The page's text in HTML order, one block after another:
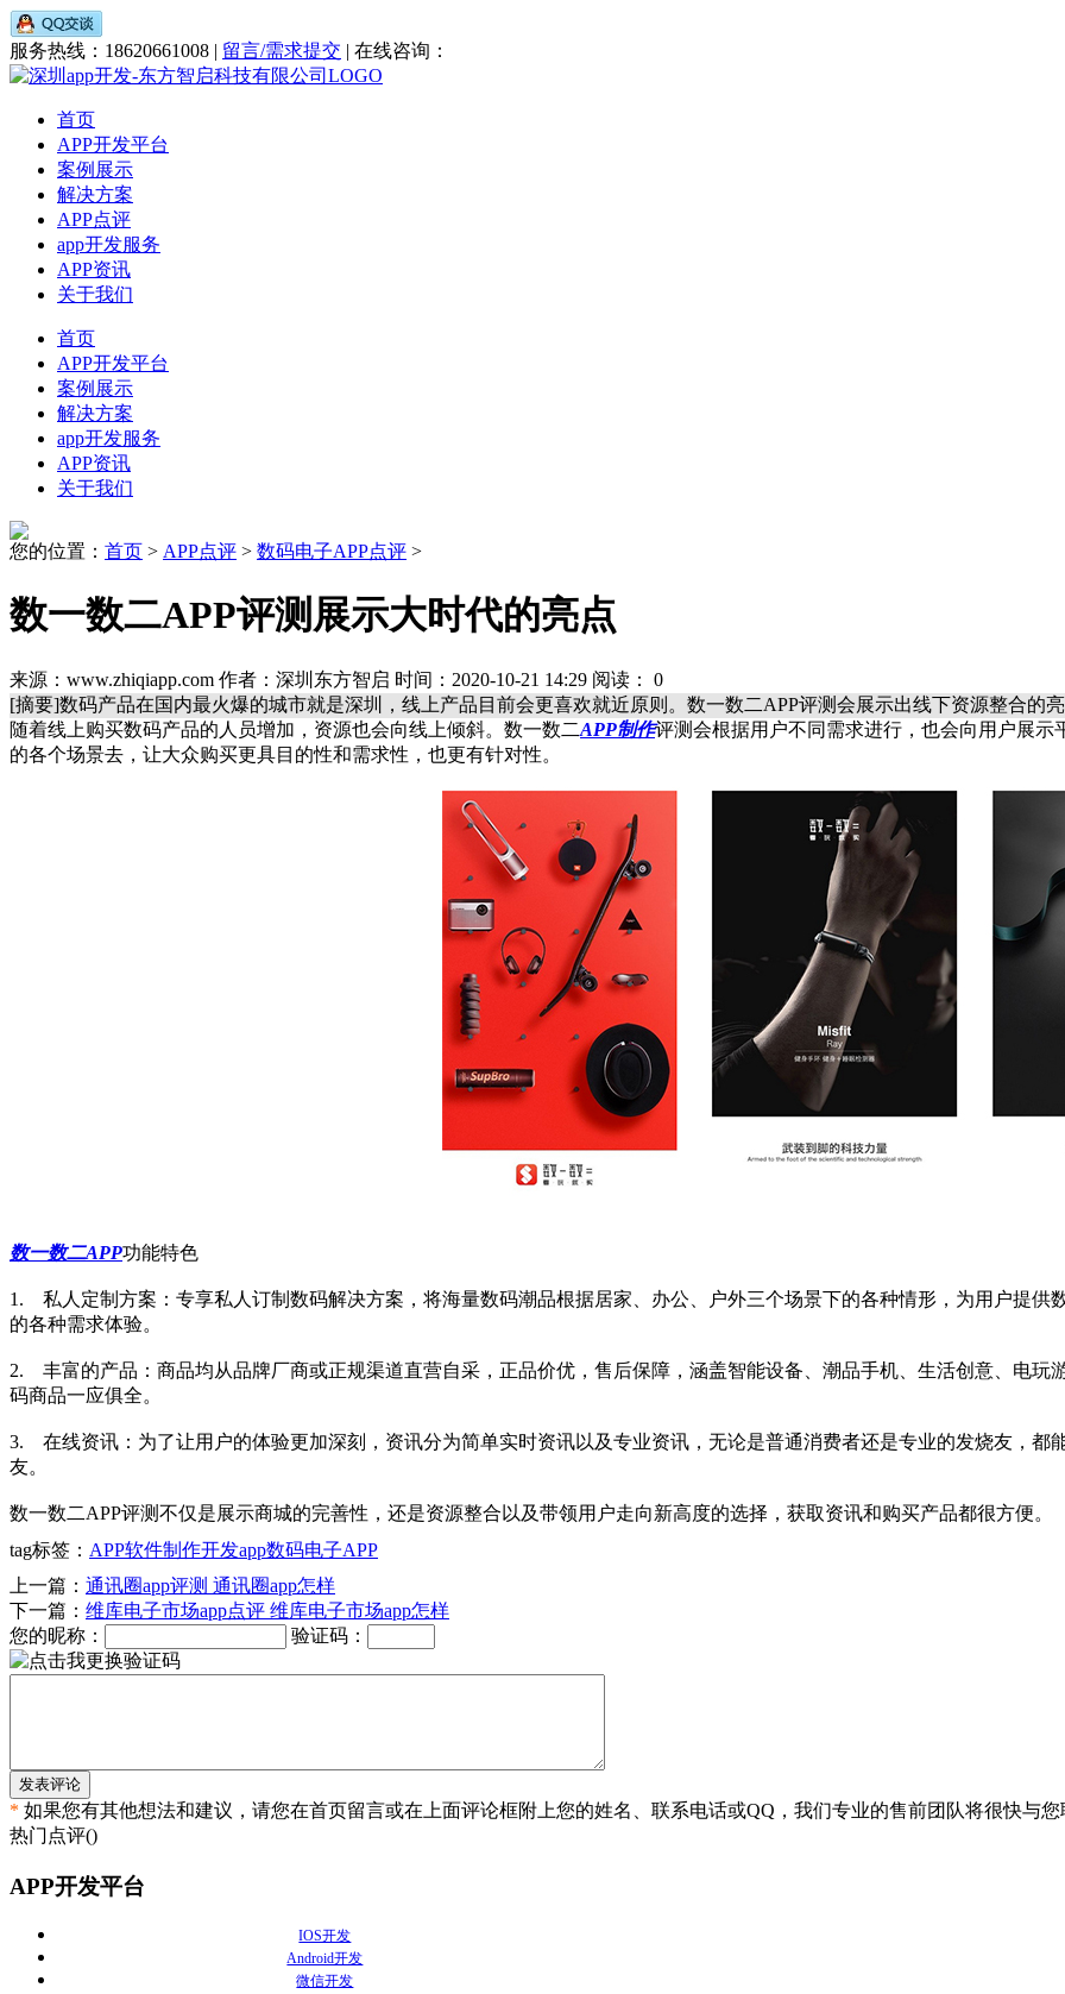
服务热线：18620661008 | 留言/需求提交 | 在线咨询：
首页
APP开发平台
案例展示
解决方案
APP点评
app开发服务
APP资讯
关于我们
首页
APP开发平台
案例展示
解决方案
app开发服务
APP资讯
关于我们
您的位置： 首页 > APP点评 > 数码电子APP点评 >
数一数二APP评测展示大时代的亮点
来源：www.zhiqiapp.com 作者：深圳东方智启 时间：2020-10-21 14:29 阅读：
0
[摘要]数码产品在国内最火爆的城市就是深圳，线上产品目前会更喜欢就近原则。数一数二APP评测会展示出线下资源整合的
随着线上购买数码产品的人员增加，资源也会向线上倾斜。数一数二APP制作评测会根据用户不同需求进行，也会向用户展
的各个场景去，让大众购买更具目的性和需求性，也更有针对性。
数一数二APP功能特色
1. 私人定制方案：专享私人订制数码解决方案，将海量数码潮品根据居家、办公、户外三个场景下的各种情形，为用户提供
的各种需求体验。
2. 丰富的产品：商品均从品牌厂商或正规渠道直营自采，正品价优，售后保障，涵盖智能设备、潮品手机、生活创意、电玩
码商品一应俱全。
3. 在线资讯：为了让用户的体验更加深刻，资讯分为简单实时资讯以及专业资讯，无论是普通消费者还是专业的发烧友，都
友。
数一数二APP评测不仅是展示商城的完善性，还是资源整合以及带领用户走向新高度的选择，获取资讯和购买产品都很方便。
tag标签： APP软件制作开发app数码电子APP
上一篇： 通讯圈app评测 通讯圈app怎样
下一篇： 维库电子市场app点评 维库电子市场app怎样
您的昵称：
验证码：
发表评论
* 如果您有其他想法和建议，请您在首页留言或在上面评论框附上您的姓名、联系电话或QQ，我们专业的售前团队将很快与您
热门点评()
APP开发平台
IOS开发
Android开发
微信开发